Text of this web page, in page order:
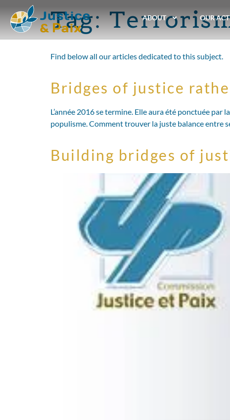
ABOUT OUR
Tag:
Find below all our articles dedicated to this subject.
Bridges of justice
L’année 2016 se termine. Elle aura été ponctuée
populisme. Comment trouver la juste balance entre
Building bridges of